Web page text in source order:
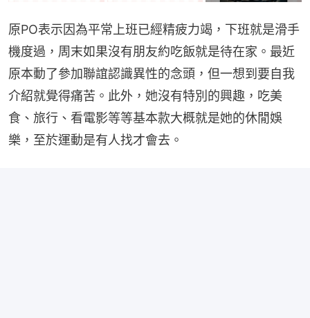
原PO表示因為平常上班已經精疲力竭，下班就是滑手
機度過，周末如果沒有朋友約吃飯就是待在家。最近
原本動了參加聯誼認識異性的念頭，但一想到要自我
介紹就覺得痛苦。此外，她沒有特別的興趣，吃美
食、旅行、看電影等等基本款大概就是她的休閒娛
樂，至於運動是有人找才會去。